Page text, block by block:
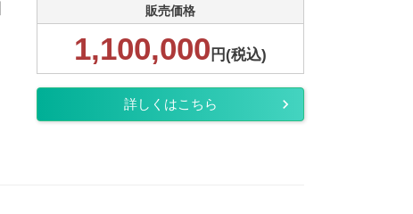
販売価格
1,100,000 円(税込)
詳しくはこちら